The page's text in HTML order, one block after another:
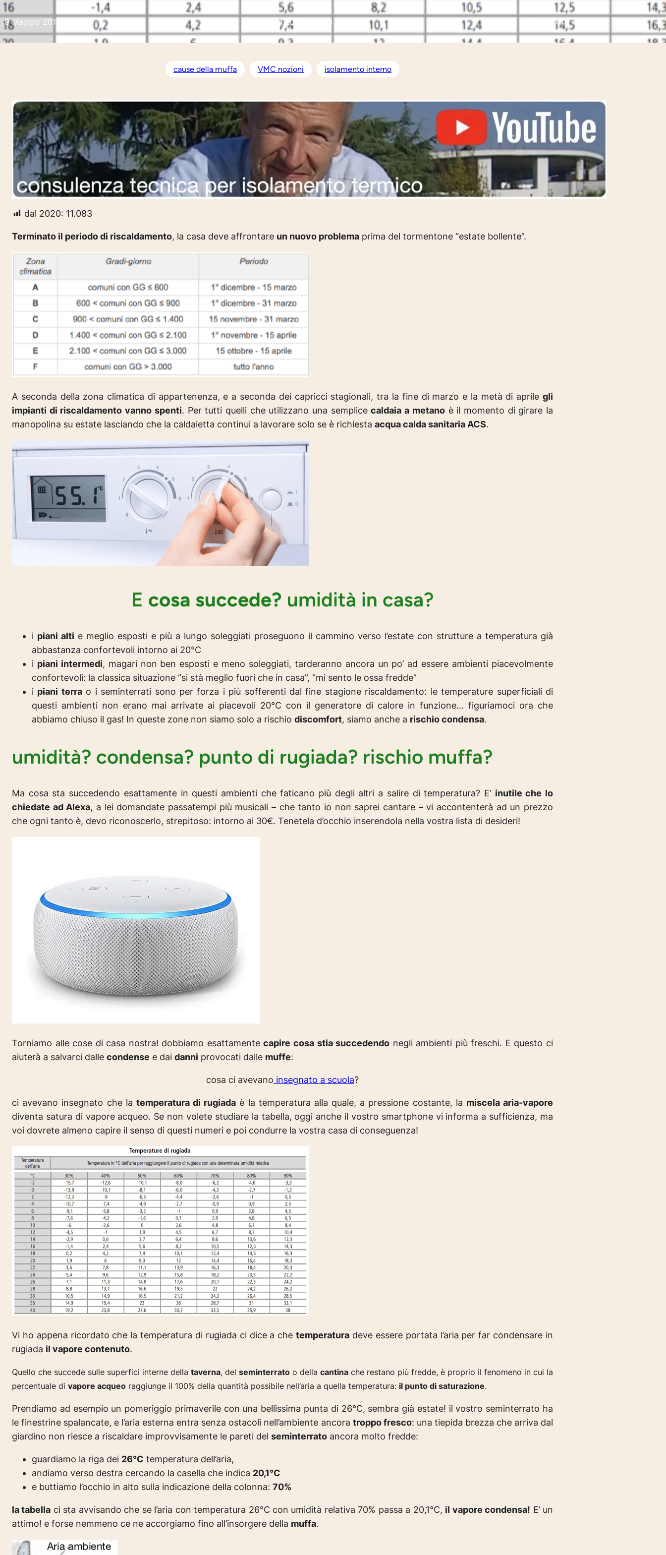
9 Maggio 2019 dal 2020: 11.083 2 risposte
cause della muffa VMC nozioni isolamento interno
dal 2020: 11.083
Terminato il periodo di riscaldamento, la casa deve affrontare un nuovo problema prima del tormentone “estate bollente”.
A seconda della zona climatica di appartenenza, e a seconda dei capricci stagionali, tra la fine di marzo e la metà di aprile gli
impianti di riscaldamento vanno spenti. Per tutti quelli che utilizzano una semplicecaldaia a metanoè il momento di girare la
manopolina su estate lasciando che la caldaietta continui a lavorare solo se è richiesta acqua calda sanitaria ACS.
E cosa succede? umidità in casa?
i piani alti e meglio esposti e più a lungo soleggiati proseguono il cammino verso l’estate con strutture a temperatura già
abbastanza confortevoli intorno ai 20°C
i piani intermedi, magari non ben esposti e meno soleggiati, tarderanno ancora un po’ ad essere ambienti piacevolmente
confortevoli: la classica situazione “si stà meglio fuori che in casa”, “mi sento le ossa fredde”
i piani terrao i seminterrati sono per forza i più sofferenti dal fine stagione riscaldamento: le temperature superficiali di
questi ambienti non erano mai arrivate ai piacevoli 20°C con il generatore di calore in funzione… figuriamoci ora che
abbiamo chiuso il gas! In queste zone non siamo solo a rischio discomfort, siamo anche a rischio condensa.
umidità? condensa? punto di rugiada? rischio muffa?
Ma cosa sta succedendo esattamente in questi ambienti che faticano più degli altri a salire di temperatura? E’ inutile che lo
chiedate ad Alexa, a lei domandate passatempi più musicali – che tanto io non saprei cantare – vi accontenterà ad un prezzo
che ogni tanto è, devo riconoscerlo, strepitoso: intorno ai 30€. Tenetela d’occhio inserendola nella vostra lista di desideri!
Torniamo alle cose di casa nostra! dobbiamo esattamentecapire cosa stia succedendo negli ambienti più freschi. E questo ci
aiuterà a salvarci dalle condense e dai danni provocati dalle muffe:
cosa ci avevano insegnato a scuola?
ci avevano insegnato che la temperatura di rugiada è la temperatura alla quale, a pressione costante, la miscela aria-vapore
diventa satura di vapore acqueo. Se non volete studiare la tabella, oggi anche il vostro smartphone vi informa a sufficienza, ma
voi dovrete almeno capire il senso di questi numeri e poi condurre la vostra casa di conseguenza!
Vi ho appena ricordato che la temperatura di rugiada ci dice a chetemperatura deve essere portata l’aria per far condensare in
rugiada il vapore contenuto.
Quello che succede sulle superfici interne della taverna, del seminterrato o della cantina che restano più fredde, è proprio il fenomeno in cui la
percentuale di vapore acqueo raggiunge il 100% della quantità possibile nell’aria a quella temperatura: il punto di saturazione.
Prendiamo ad esempio un pomeriggio primaverile con una bellissima punta di 26°C, sembra già estate! il vostro seminterrato ha
le finestrine spalancate, e l’aria esterna entra senza ostacoli nell’ambiente ancora troppo fresco: una tiepida brezza che arriva dal
giardino non riesce a riscaldare improvvisamente le pareti del seminterrato ancora molto fredde:
guardiamo la riga dei 26°C temperatura dell’aria,
andiamo verso destra cercando la casella che indica 20,1°C
e buttiamo l’occhio in alto sulla indicazione della colonna: 70%
la tabella ci sta avvisando che se l’aria con temperatura 26°C con umidità relativa 70% passa a 20,1°C, il vapore condensa! E’ un
attimo! e forse nemmeno ce ne accorgiamo fino all’insorgere della muffa.